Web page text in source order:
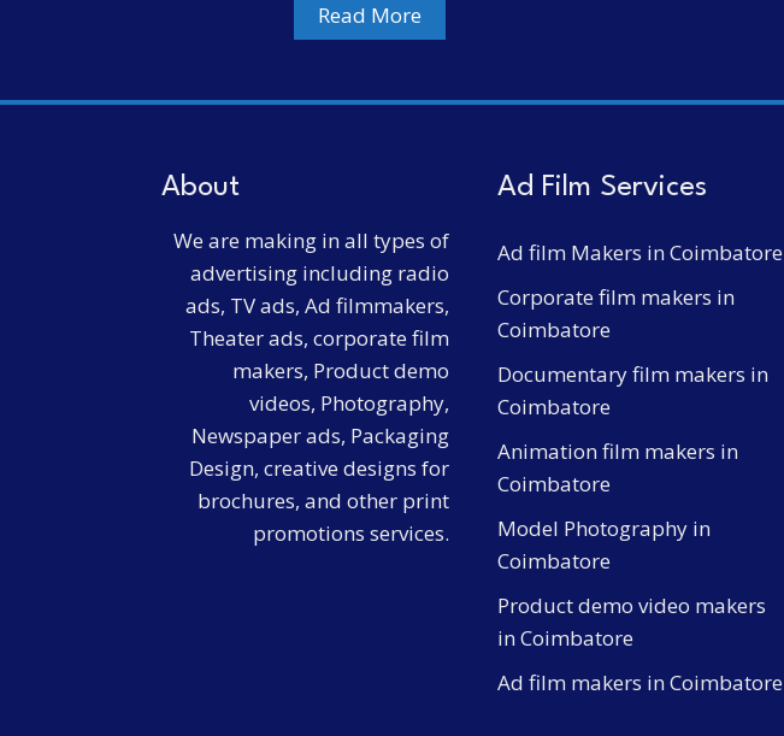
Read More
About
We are making in all types of
advertising including radio
ads, TV ads, Ad filmmakers,
Theater ads, corporate film
makers, Product demo
videos, Photography,
Newspaper ads, Packaging
Design, creative designs for
brochures, and other print
promotions services.
Ad Film Services
Ad film Makers in Coimbatore
Corporate film makers in
Coimbatore
Documentary film makers in
Coimbatore
Animation film makers in
Coimbatore
Model Photography in
Coimbatore
Product demo video makers
in Coimbatore
Ad film makers in Coimbatore